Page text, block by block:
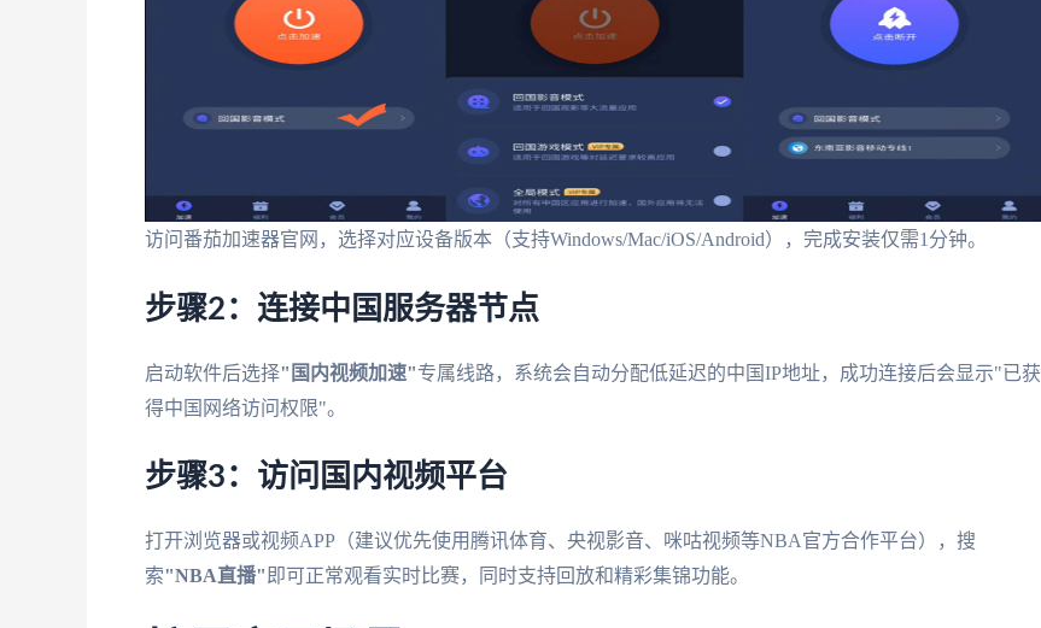
访问番茄加速器官网，选择对应设备版本（支持Windows/Mac/iOS/Android），完成安装仅需1分钟。
步骤2：连接中国服务器节点
启动软件后选择"国内视频加速"专属线路，系统会自动分配低延迟的中国IP地址，成功连接后会显示"已获
得中国网络访问权限"。
步骤3：访问国内视频平台
打开浏览器或视频APP（建议优先使用腾讯体育、央视影音、咪咕视频等NBA官方合作平台），搜
索"NBA直播" 即可正常观看实时比赛，同时支持回放和精彩集锦功能。